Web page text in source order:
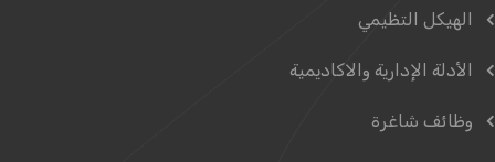
الهيكل التظيمي
الأدلة الإدارية والاكاديمية
وظائف شاغرة